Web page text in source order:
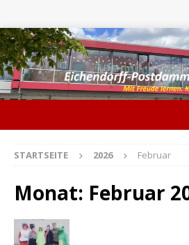
STARTSEITE 2026 Februar
Monat: Februar